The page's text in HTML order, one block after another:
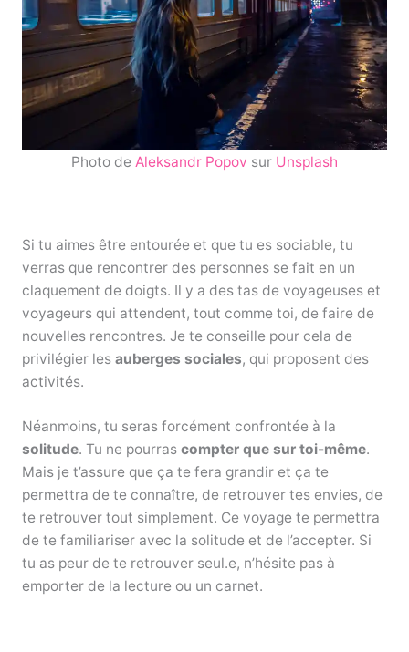
Photo de Aleksandr Popov sur Unsplash
Si tu aimes être entourée et que tu es sociable, tu
verras que rencontrer des personnes se fait en un
claquement de doigts. Il y a des tas de voyageuses et
voyageurs qui attendent, tout comme toi, de faire de
nouvelles rencontres. Je te conseille pour cela de
privilégier les auberges sociales, qui proposent des
activités.
Néanmoins, tu seras forcément confrontée à la
solitude. Tu ne pourras compter que sur toi-même.
Mais je t’assure que ça te fera grandir et ça te
permettra de te connaître, de retrouver tes envies, de
te retrouver tout simplement. Ce voyage te permettra
de te familiariser avec la solitude et de l’accepter. Si
tu as peur de te retrouver seul.e, n’hésite pas à
emporter de la lecture ou un carnet.